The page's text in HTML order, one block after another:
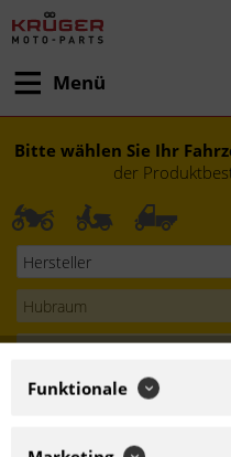
Menü
Bitte wählen Sie Ihr
der
Funktionale